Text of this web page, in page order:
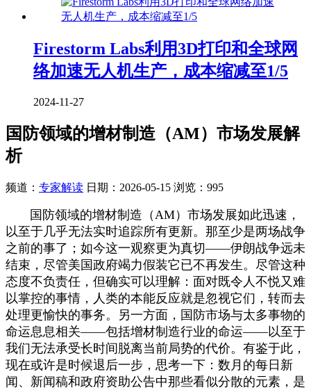
Firestorm Labs利用3D打印和全球网
络加速无人机生产，成本缩减至1/5
2024-11-27
国防领域的增材制造（AM）市场发展解
析
频道： 专家解读 日期： 2026-05-15 浏览：995
国防领域的增材制造（AM）市场发展如此迅速，
以至于几乎无法实时追踪所有更新。那至少是两场战争
之前的事了；如今这一观察更为真切——伊朗战争远未
结束，尽管美国政府竭力假装它已不再发生。尽管这种
态度不负责任，但确实可以理解：面对既令人不悦又难
以掌控的事情，人类的本能反应就是忽视它们，转而去
处理更愉快的事务。另一方面，国防市场与太多事物的
命运息息相关——包括增材制造行业的命运——以至于
我们无法承受长时间脱离当前局势的代价。有鉴于此，
现在或许是时候退后一步，思考一下：数月的每日新
闻、新闻稿和政府资助公告中那些看似分散的元素，是